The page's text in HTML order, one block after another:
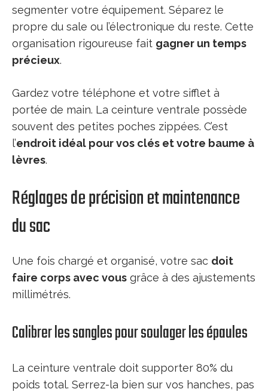
segmenter votre équipement. Séparez le
propre du sale ou l’électronique du reste. Cette
organisation rigoureuse fait gagner un temps
précieux.
Gardez votre téléphone et votre sifflet à
portée de main. La ceinture ventrale possède
souvent des petites poches zippées. C’est
l’endroit idéal pour vos clés et votre baume à
lèvres.
Réglages de précision et maintenance
du sac
Une fois chargé et organisé, votre sac doit
faire corps avec vous grâce à des ajustements
millimétrés.
Calibrer les sangles pour soulager les épaules
La ceinture ventrale doit supporter 80% du
poids total. Serrez-la bien sur vos hanches, pas